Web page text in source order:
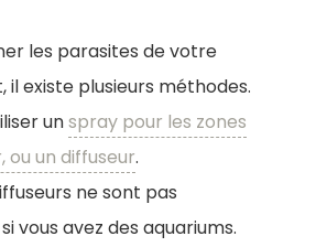
les parasites de votre
existe plusieurs méthodes.
unspray pour les zones
ou un diffuseur.
ne sont pas
vous avez des aquariums.